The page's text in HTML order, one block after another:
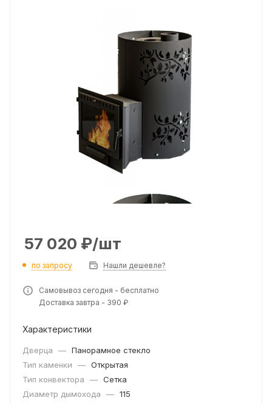
57 020 ₽/шт
по запросу Нашли дешевле?
Самовывоз сегодня - бесплатно
Доставка завтра - 390 ₽
Характеристики
Дверца — Панорамное стекло
Тип каменки
— Открытая
Тип конвектора
— Сетка
Диаметр дымохода
— 115